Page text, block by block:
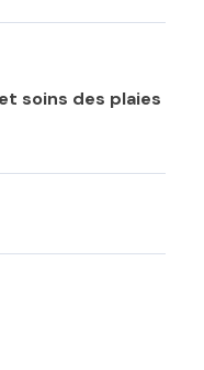
soins des plaies